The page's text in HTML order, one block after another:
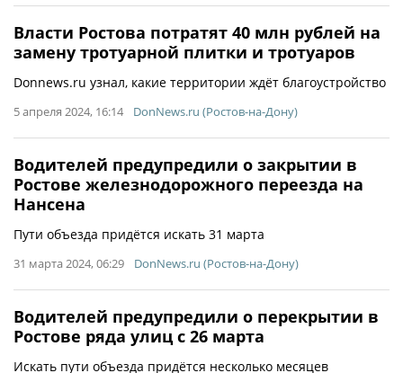
Власти Ростова потратят 40 млн рублей на
замену тротуарной плитки и тротуаров
Donnews.ru узнал, какие территории ждёт благоустройство
5 апреля 2024, 16:14 DonNews.ru (Ростов-на-Дону)
Водителей предупредили о закрытии в
Ростове железнодорожного переезда на
Нансена
Пути объезда придётся искать 31 марта
31 марта 2024, 06:29 DonNews.ru (Ростов-на-Дону)
Водителей предупредили о перекрытии в
Ростове ряда улиц с 26 марта
Искать пути объезда придётся несколько месяцев